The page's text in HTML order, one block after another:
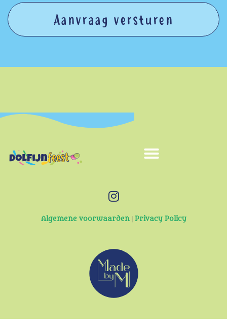
Aanvraag versturen
Algemene voorwaarden| Privacy Policy